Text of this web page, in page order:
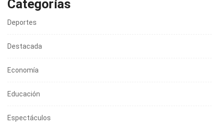
Categorías
Deportes
Destacada
Economía
Educación
Espectáculos